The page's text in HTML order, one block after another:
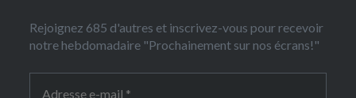
Rejoignez 685 d'autres et inscrivez-vous pour recevoir
notre hebdomadaire "Prochainement sur nos écrans!"